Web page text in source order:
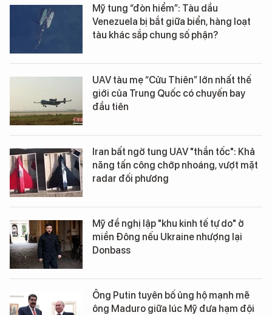
Mỹ tung “đòn hiểm”: Tàu dầu
Venezuela bị bắt giữa biển, hàng loạt
tàu khác sắp chung số phận?
UAV tàu mẹ “Cửu Thiên” lớn nhất thế
giới của Trung Quốc có chuyến bay
đầu tiên
Iran bất ngờ tung UAV "thần tốc": Khả
năng tấn công chớp nhoáng, vượt mặt
radar đối phương
Mỹ đề nghị lập "khu kinh tế tự do" ở
miền Đông nếu Ukraine nhượng lại
Donbass
Ông Putin tuyên bố ủng hộ mạnh mẽ
ông Maduro giữa lúc Mỹ đưa hạm đội